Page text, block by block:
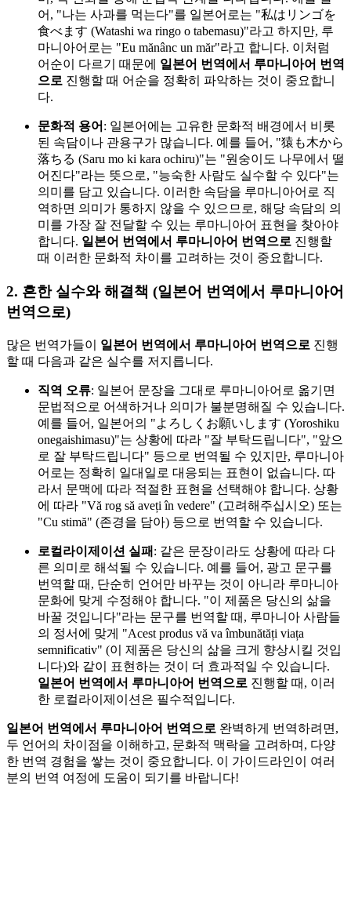
어, "나는 사과를 먹는다"를 일본어로는 "私はリンゴを
食べます (Watashi wa ringo o tabemasu)"라고 하지만, 루
마니아어로는 "Eu mănânc un măr"라고 합니다. 이처럼
어순이 다르기 때문에 일본어 번역에서 루마니아어 번역
으로 진행할 때 어순을 정확히 파악하는 것이 중요합니
다.
문화적 용어 : 일본어에는 고유한 문화적 배경에서 비롯
된 속담이나 관용구가 많습니다. 예를 들어, "猿も木から
落ちる (Saru mo ki kara ochiru)"는 "원숭이도 나무에서 떨
어진다"라는 뜻으로, "능숙한 사람도 실수할 수 있다"는
의미를 담고 있습니다. 이러한 속담을 루마니아어로 직
역하면 의미가 통하지 않을 수 있으므로, 해당 속담의 의
미를 가장 잘 전달할 수 있는 루마니아어 표현을 찾아야
합니다. 일본어 번역에서 루마니아어 번역으로 진행할
때 이러한 문화적 차이를 고려하는 것이 중요합니다.
2. 흔한 실수와 해결책 (일본어 번역에서 루마니아어
번역으로)
많은 번역가들이 일본어 번역에서 루마니아어 번역으로 진행
할 때 다음과 같은 실수를 저지릅니다.
직역 오류: 일본어 문장을 그대로 루마니아어로 옮기면
문법적으로 어색하거나 의미가 불분명해질 수 있습니다.
예를 들어, 일본어의 "よろしくお願いします (Yoroshiku
onegaishimasu)"는 상황에 따라 "잘 부탁드립니다", "앞으
로 잘 부탁드립니다" 등으로 번역될 수 있지만, 루마니아
어로는 정확히 일대일로 대응되는 표현이 없습니다. 따
라서 문맥에 따라 적절한 표현을 선택해야 합니다. 상황
에 따라 "Vă rog să aveți în vedere" (고려해주십시오) 또는
"Cu stimă" (존경을 담아) 등으로 번역할 수 있습니다.
로컬라이제이션 실패 : 같은 문장이라도 상황에 따라 다
른 의미로 해석될 수 있습니다. 예를 들어, 광고 문구를
번역할 때, 단순히 언어만 바꾸는 것이 아니라 루마니아
문화에 맞게 수정해야 합니다. "이 제품은 당신의 삶을
바꿀 것입니다"라는 문구를 번역할 때, 루마니아 사람들
의 정서에 맞게 "Acest produs vă va îmbunătăți viața
semnificativ" (이 제품은 당신의 삶을 크게 향상시킬 것입
니다)와 같이 표현하는 것이 더 효과적일 수 있습니다.
일본어 번역에서 루마니아어 번역으로 진행할 때, 이러
한 로컬라이제이션은 필수적입니다.
일본어 번역에서 루마니아어 번역으로 완벽하게 번역하려면,
두 언어의 차이점을 이해하고, 문화적 맥락을 고려하며, 다양
한 번역 경험을 쌓는 것이 중요합니다. 이 가이드라인이 여러
분의 번역 여정에 도움이 되기를 바랍니다!